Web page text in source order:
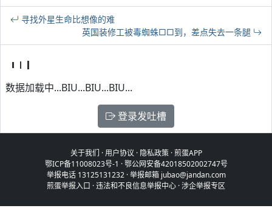
寻找外星生命比想像的难
英国装修工被毒蜘蛛□□到，差点失去一条腿
数据加载中...BIU...BIU...BIU...
登录发吐槽
关于我们 ·用户协议 · 隐私政策·煎蛋APP
鄂ICP备11008023号-1 ·鄂公网安备42018502002747号
举报电话 13125131232 · 举报邮箱 jubao@jandan.com
煎蛋举报入口 ·违法和不良信息举报中心 ·涉企举报专区